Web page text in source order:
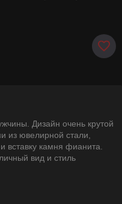
Дизайн очень крутой
из ювелирной стали,
вставку камня фианита.
вид и стиль